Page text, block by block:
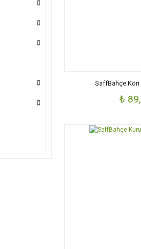
SaffBahçe Köri
₺